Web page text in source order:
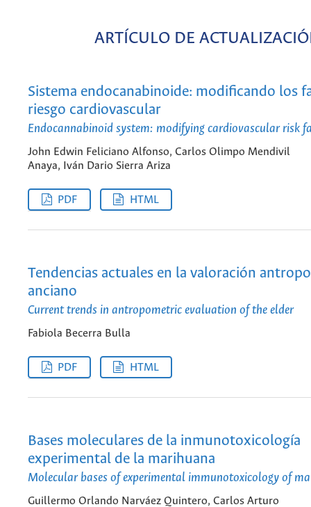
ARTÍCULO DE
Sistema endocanabinoide: modificando los
riesgo cardiovascular
Endocannabinoid system: modifying cardiovascular risk
John Edwin Feliciano Alfonso, Carlos Olimpo Mendivil
Anaya, Iván Dario Sierra Ariza
PDF HTML
Tendencias actuales en la valoración
anciano
Current trends in antropometric evaluation of the elder
Fabiola Becerra Bulla
PDF HTML
Bases moleculares de la inmunotoxicología
experimental de la marihuana
Molecular bases of experimental immunotoxicology of
Guillermo Orlando Narváez Quintero, Carlos Arturo